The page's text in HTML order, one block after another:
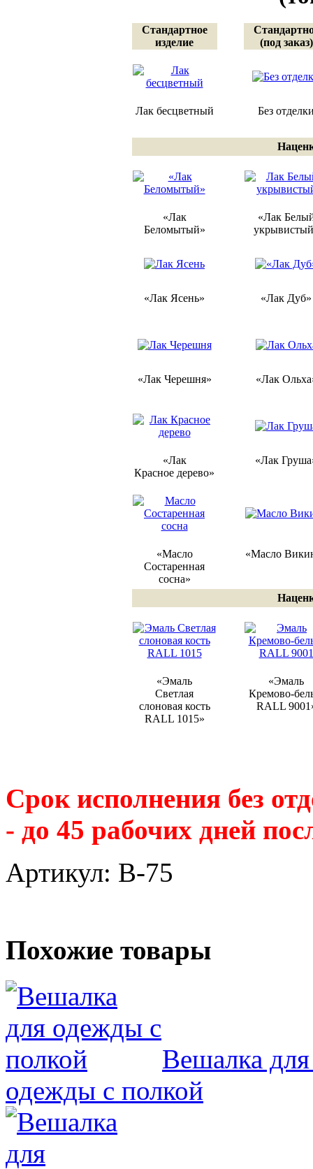
Стандартное
изделие
(под заказ)
Лак бесцветный Без
«Лак
Беломытый»
«Лак
«Лак Ясень» «Лак Дуб»
«Лак Черешня» «Лак
«Лак
Красное дерево»
«Лак
«Масло
Состаренная
сосна»
«Масло
«Эмаль
Светлая
слоновая кость
RALL 1015»
«Эмаль
Кремово-
RALL
Срок исполнения без
- до 45 рабочих дней
Артикул: В-75
Похожие товары
Вешалка
одежды с полкой